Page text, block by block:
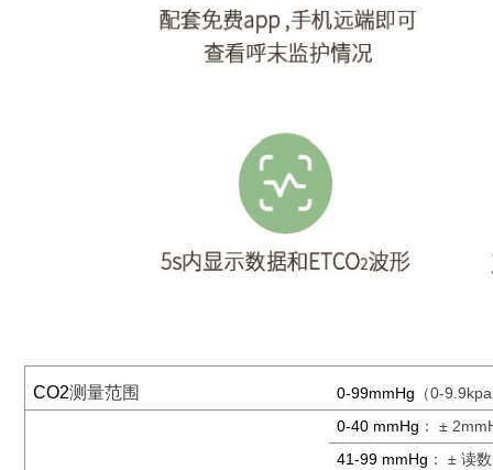
CO2测量范围 0-99mmHg （0-
0-40 mmHg ：
±
41-99 mmHg ：
± 读